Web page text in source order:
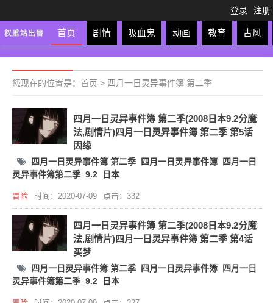
登录 注册
首页 剧情 吸血鬼 动画 教育 古风
轻松 校园 科幻 亲子 格斗 运动 恋爱 竞
您现在的位置是： 首页 > 四月一日灵异事件簿 第二季
四月一日灵异事件簿 第二季(2008日本9.2分魔
法,剧情片)四月一日灵异事件簿 第二季 第5话
因缘
四月一日灵异事件簿 第二季 四月一日灵异事件簿
四月一日
灵异事件簿第二季 9.2 日本
冒险 时间：2020-07-09 点击：332
四月一日灵异事件簿 第二季(2008日本9.2分魔
法,剧情片)四月一日灵异事件簿 第二季 第4话
买梦
四月一日灵异事件簿 第二季 四月一日灵异事件簿
四月一日
灵异事件簿第二季 9.2 日本